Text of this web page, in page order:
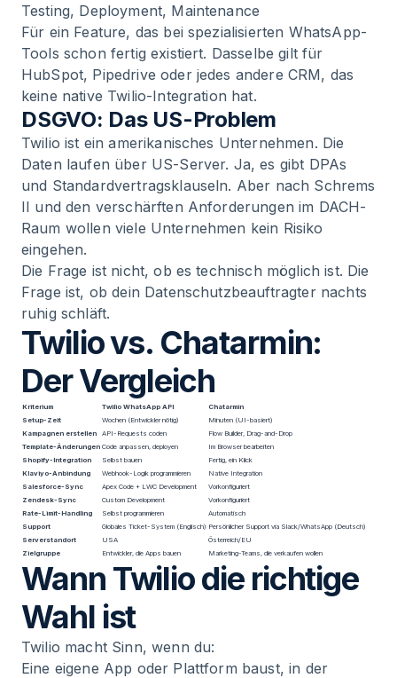
Testing, Deployment, Maintenance
Für ein Feature, das bei spezialisierten WhatsApp-
Tools schon fertig existiert. Dasselbe gilt für
HubSpot, Pipedrive oder jedes andere CRM, das
keine native Twilio-Integration hat.
DSGVO: Das US-Problem
Twilio ist ein amerikanisches Unternehmen. Die
Daten laufen über US-Server. Ja, es gibt DPAs
und Standardvertragsklauseln. Aber nach Schrems
II und den verschärften Anforderungen im DACH-
Raum wollen viele Unternehmen kein Risiko
eingehen.
Die Frage ist nicht, ob es technisch möglich ist. Die
Frage ist, ob dein Datenschutzbeauftragter nachts
ruhig schläft.
Twilio vs. Chatarmin:
Der Vergleich
Kriterium Twilio WhatsApp API
Chatarmin
Setup-Zeit
Wochen (Entwickler nötig)
Minuten (UI-basiert)
Kampagnen erstellen
API-Requests coden
Flow Builder, Drag-and-Drop
Template-Änderungen Code anpassen, deployen
Im Browser bearbeiten
Shopify-Integration
Selbst bauen
Fertig, ein Klick
Klaviyo-Anbindung
Webhook-Logik programmieren
Native Integration
Salesforce-Sync
Apex Code + LWC Development
Vorkonfiguriert
Zendesk-Sync
Custom Development
Vorkonfiguriert
Rate-Limit-Handling
Selbst programmieren
Automatisch
Support
Globales Ticket-System (Englisch) Persönlicher Support via Slack/WhatsApp (Deutsch)
Serverstandort
USA
Österreich/EU
Zielgruppe
Entwickler, die Apps bauen Marketing-Teams, die verkaufen wollen
Wann Twilio die richtige
Wahl ist
Twilio macht Sinn, wenn du:
Eine eigene App oder Plattform baust, in der